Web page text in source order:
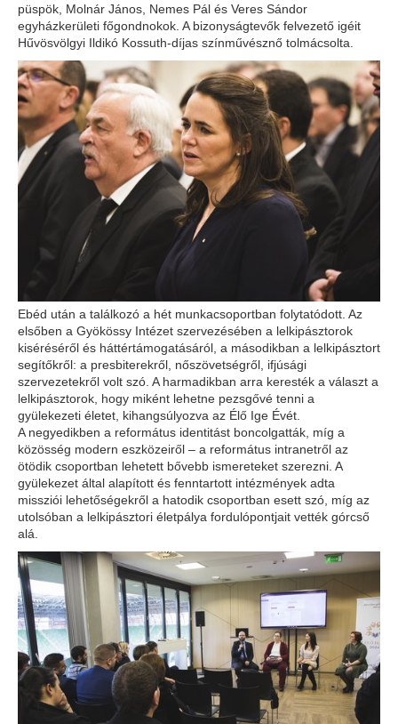
püspök, Molnár János, Nemes Pál és Veres Sándor
egyházkerületi főgondnokok. A bizonyságtevők felvezető igéit
Hűvösvölgyi Ildikó Kossuth-díjas színművésznő tolmácsolta.
Ebéd után a találkozó a hét munkacsoportban folytatódott. Az
elsőben a Gyökössy Intézet szervezésében a lelkipásztorok
kiséréséről és háttértámogatásáról, a másodikban a lelkipásztort
segítőkről: a presbiterekről, nőszövetségről, ifjúsági
szervezetekről volt szó. A harmadikban arra keresték a választ a
lelkipásztorok, hogy miként lehetne pezsgővé tenni a
gyülekezeti életet, kihangsúlyozva az Élő Ige Évét.
A negyedikben a református identitást boncolgatták, míg a
közösség modern eszközeiről – a református intranetről az
ötödik csoportban lehetett bővebb ismereteket szerezni. A
gyülekezet által alapított és fenntartott intézmények adta
missziói lehetőségekről a hatodik csoportban esett szó, míg az
utolsóban a lelkipásztori életpálya fordulópontjait vették górcső
alá.